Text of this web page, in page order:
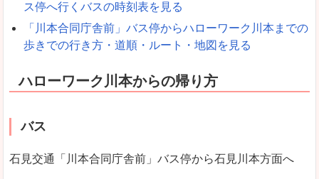
ス停へ行くバスの時刻表を見る
「川本合同庁舎前」バス停からハローワーク川本までの
歩きでの行き方・道順・ルート・地図を見る
ハローワーク川本からの帰り方
バス
石見交通「川本合同庁舎前」バス停から石見川本方面へ